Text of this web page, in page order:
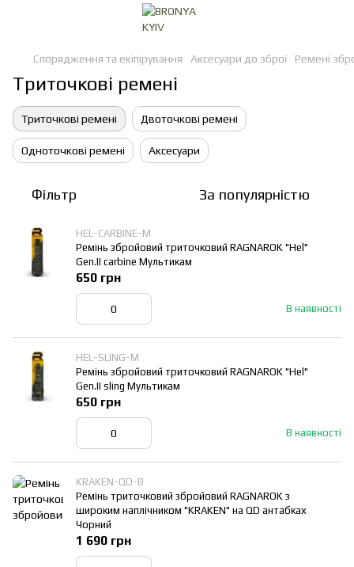
Спорядження та екіпірування Аксесуари до зброї Ремені
Триточкові ремені
Триточкові ремені Двоточкові ремені
Одноточкові ремені Аксесуари
Фільтр За популярністю
HEL-CARBINE-M
Ремінь збройовий триточковий RAGNAROK "Hel"
Gen.II carbine Мультикам
В наявності
650 грн
HEL-SLING-M
Ремінь збройовий триточковий RAGNAROK "Hel"
Gen.II sling Мультикам
В наявності
650 грн
KRAKEN-QD-B
Ремінь триточковий збройовий RAGNAROK з
широким наплічником "KRAKEN" на QD антабках
Чорний
1 690 грн